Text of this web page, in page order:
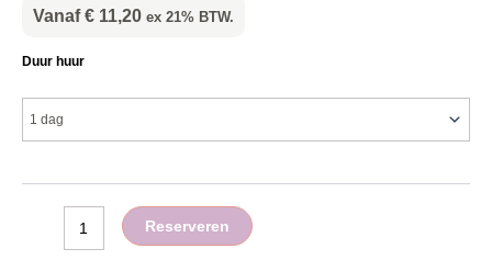
Vanaf € 11,20 ex 21% BTW.
Duur huur
aantal
Reserveren